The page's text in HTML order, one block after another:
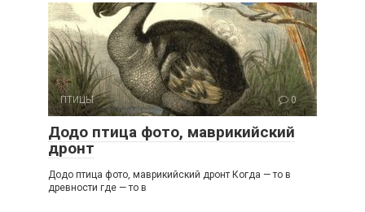
ПТИЦЫ 0
Додо птица фото, маврикийский
дронт
Додо птица фото, маврикийский дронт Когда — то в
древности где — то в